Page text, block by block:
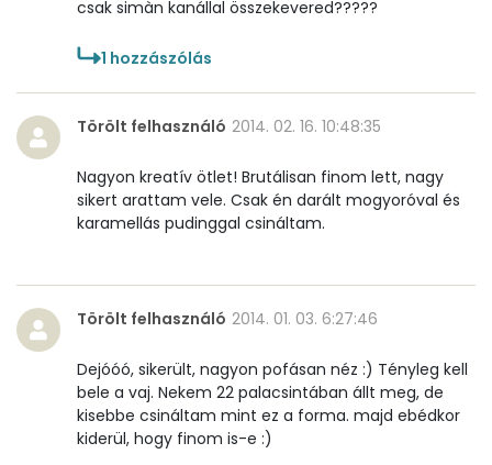
csak simàn kanállal összekevered?????
1 hozzászólás
Törölt felhasználó 2014. 02. 16. 10:48:35
Nagyon kreatív ötlet! Brutálisan finom lett, nagy
sikert arattam vele. Csak én darált mogyoróval és
karamellás pudinggal csináltam.
Törölt felhasználó 2014. 01. 03. 6:27:46
Dejóóó, sikerült, nagyon pofásan néz :) Tényleg kell
bele a vaj. Nekem 22 palacsintában állt meg, de
kisebbe csináltam mint ez a forma. majd ebédkor
kiderül, hogy finom is-e :)